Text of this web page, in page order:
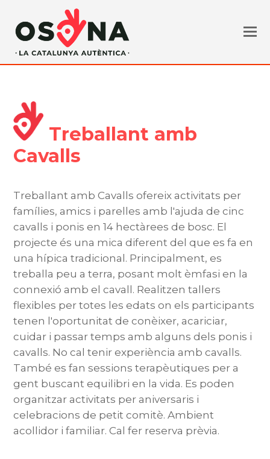
Treballant amb
Cavalls
Treballant amb Cavalls ofereix activitats per
famílies, amics i parelles amb l'ajuda de cinc
cavalls i ponis en 14 hectàrees de bosc. El
projecte és una mica diferent del que es fa en
una hípica tradicional. Principalment, es
treballa peu a terra, posant molt èmfasi en la
connexió amb el cavall. Realitzen tallers
flexibles per totes les edats on els participants
tenen l'oportunitat de conèixer, acariciar,
cuidar i passar temps amb alguns dels ponis i
cavalls. No cal tenir experiència amb cavalls.
També es fan sessions terapèutiques per a
gent buscant equilibri en la vida. Es poden
organitzar activitats per aniversaris i
celebracions de petit comitè. Ambient
acollidor i familiar. Cal fer reserva prèvia.